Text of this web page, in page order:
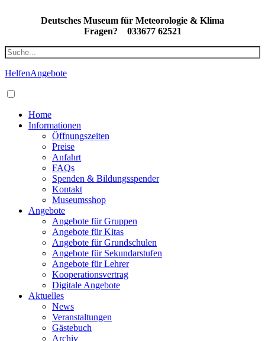
Deutsches Museum für Meteorologie & Klima
Fragen?
033677 62521
HelfenAngebote
Home
Informationen
Öffnungszeiten
Preise
Anfahrt
FAQs
Spenden & Bildungsspender
Kontakt
Museumsshop
Angebote
Angebote für Gruppen
Angebote für Kitas
Angebote für Grundschulen
Angebote für Sekundarstufen
Angebote für Lehrer
Kooperationsvertrag
Digitale Angebote
Aktuelles
News
Veranstaltungen
Gästebuch
Archiv